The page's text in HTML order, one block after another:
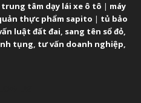
trung tâm dạy lái xe ô tô | máy
thực phẩm sapito | tủ bảo
luật đất đai, sang tên sổ đỏ,
tụng, tư vấn doanh nghiệp,